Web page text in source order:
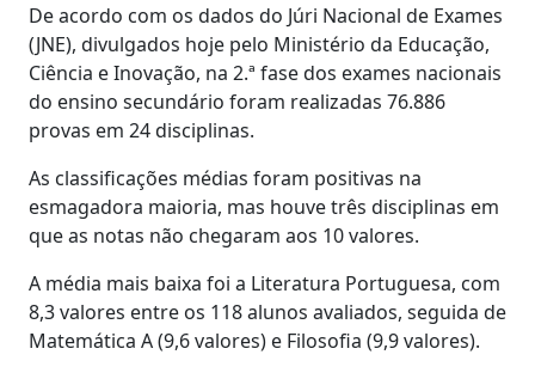
De acordo com os dados do Júri Nacional de Exames
(JNE), divulgados hoje pelo Ministério da Educação,
Ciência e Inovação, na 2.ª fase dos exames nacionais
do ensino secundário foram realizadas 76.886
provas em 24 disciplinas.
As classificações médias foram positivas na
esmagadora maioria, mas houve três disciplinas em
que as notas não chegaram aos 10 valores.
A média mais baixa foi a Literatura Portuguesa, com
8,3 valores entre os 118 alunos avaliados, seguida de
Matemática A (9,6 valores) e Filosofia (9,9 valores).